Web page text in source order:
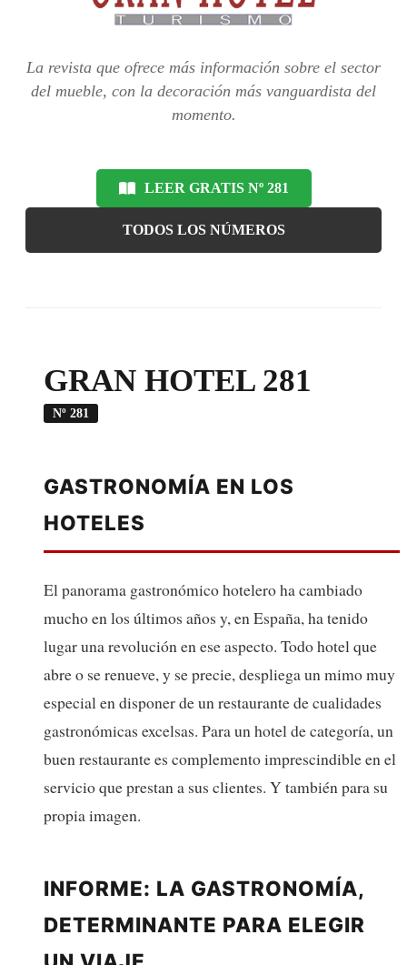
La revista que ofrece más información sobre el sector
del mueble, con la decoración más vanguardista del
momento.
LEER GRATIS Nº 281
TODOS LOS NÚMEROS
GRAN HOTEL 281
Nº 281
GASTRONOMÍA EN LOS
HOTELES
El panorama gastronómico hotelero ha cambiado
mucho en los últimos años y, en España, ha tenido
lugar una revolución en ese aspecto. Todo hotel que
abre o se renueve, y se precie, despliega un mimo muy
especial en disponer de un restaurante de cualidades
gastronómicas excelsas. Para un hotel de categoría, un
buen restaurante es complemento imprescindible en el
servicio que prestan a sus clientes. Y también para su
propia imagen.
INFORME: LA GASTRONOMÍA,
DETERMINANTE PARA ELEGIR